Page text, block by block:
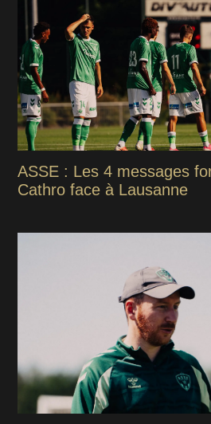
ASSE : Les 4 messages
Cathro face à Lausanne